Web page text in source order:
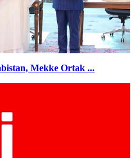
Mekke Ortak ...